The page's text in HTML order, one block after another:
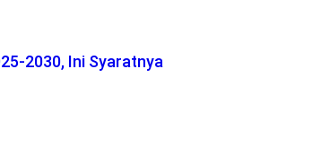
2030, Ini Syaratnya